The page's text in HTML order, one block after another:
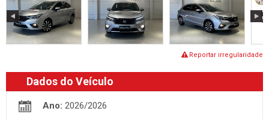
Reportar irregularidade
Dados do Veículo
Ano: 2026/2026